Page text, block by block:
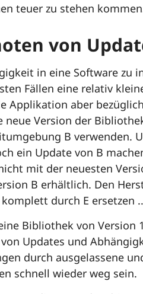
teuer zu stehen
von
in eine Software
Fällen eine relativ
Applikation aber
Version der
B verwenden.
ein Update von B
mit der neuesten
B erhältlich. Den
durch E ersetzen
Bibliothek von Version
Updates und
durch ausgelassene
schnell wieder weg sein.